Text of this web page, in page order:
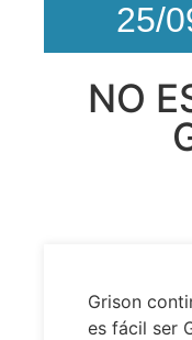
25/
NO
Grison
es fácil ser